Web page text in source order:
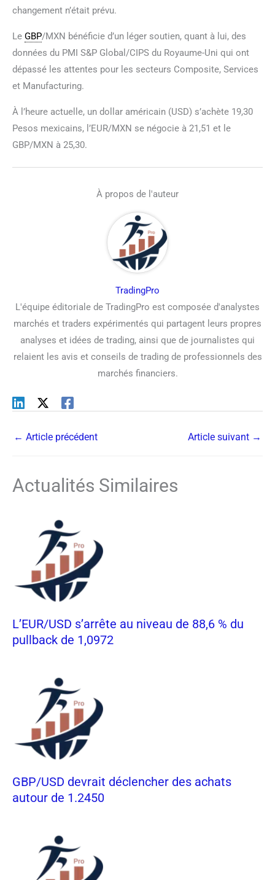
changement n’était prévu.
Le GBP/MXN bénéficie d’un léger soutien, quant à lui, des
données du PMI S&P Global/CIPS du Royaume-Uni qui ont
dépassé les attentes pour les secteurs Composite, Services
et Manufacturing.
À l’heure actuelle, un dollar américain (USD) s’achète 19,30
Pesos mexicains, l’EUR/MXN se négocie à 21,51 et le
GBP/MXN à 25,30.
À propos de l'auteur
TradingPro
L'équipe éditoriale de TradingPro est composée d'analystes
marchés et traders expérimentés qui partagent leurs propres
analyses et idées de trading, ainsi que de journalistes qui
relaient les avis et conseils de trading de professionnels des
marchés financiers.
← Article précédent Article suivant →
Actualités Similaires
L’EUR/USD s’arrête au niveau de 88,6 % du
pullback de 1,0972
GBP/USD devrait déclencher des achats
autour de 1.2450